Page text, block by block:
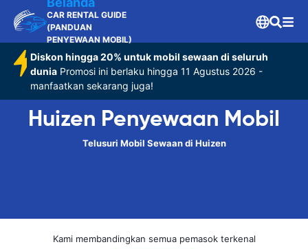
CAR RENTAL GUIDE
(PANDUAN
PENYEWAAN MOBIL)
Diskon hingga 20% untuk mobil sewaan di seluruh
dunia Promosi ini berlaku hingga 11 Agustus 2026 -
manfaatkan sekarang juga!
Huizen Penyewaan Mobil
Telusuri Mobil Sewaan di Huizen
Kami membandingkan semua pemasok terkenal